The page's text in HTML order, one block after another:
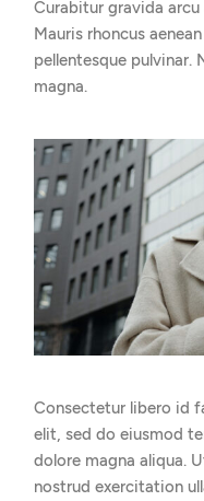
Curabitur gravida
Mauris rhoncus
pellentesque pulvinar.
magna.
Consectetur libero id
elit, sed do eiusmod
dolore magna aliqua.
nostrud exercitation